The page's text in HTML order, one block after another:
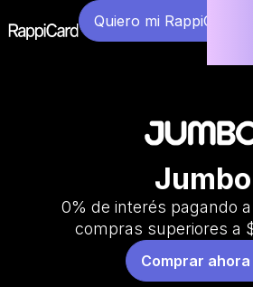
Quiero mi RappiCard
Jumbo
0% de interés pagando
compras superiores a
Comprar ahora